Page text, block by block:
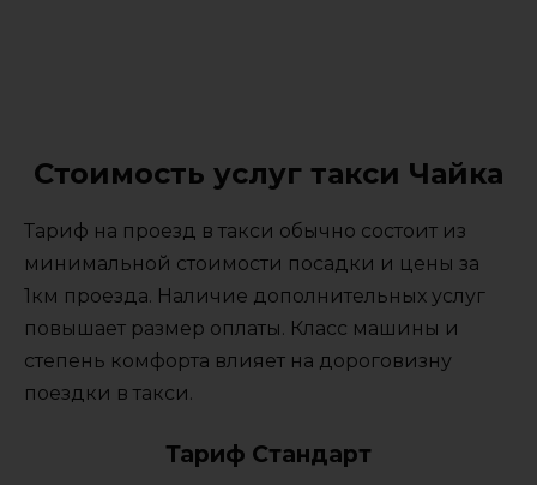
Стоимость услуг такси Чайка
Тариф на проезд в такси обычно состоит из
минимальной стоимости посадки и цены за
1км проезда. Наличие дополнительных услуг
повышает размер оплаты. Класс машины и
степень комфорта влияет на дороговизну
поездки в такси.
Тариф Стандарт